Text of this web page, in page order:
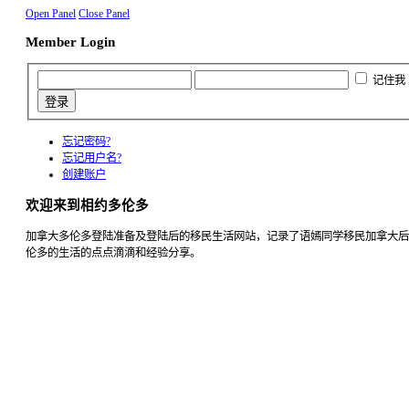
Open Panel Close Panel
Member Login
记住我
忘记密码?
忘记用户名?
创建账户
欢迎来到相约多伦多
加拿大多伦多登陆准备及登陆后的移民生活网站，记录了语嫣同学移民加拿大
伦多的生活的点点滴滴和经验分享。